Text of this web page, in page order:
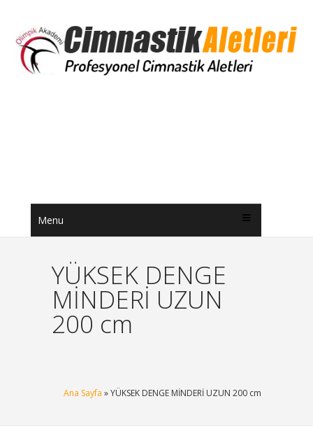
Menu
YÜKSEK DENGE
MİNDERİ UZUN
200 cm
Ana Sayfa » YÜKSEK DENGE MİNDERİ UZUN 200 cm